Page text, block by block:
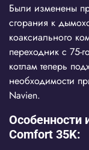
Были изменены
сгорания к
коаксиального
переходник с 75-
котлам теперь
необходимости
Navien.
Особенности
Comfort 35K: